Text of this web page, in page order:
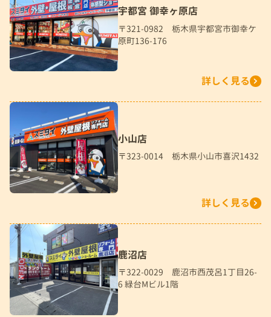
宇都宮 御幸ヶ原店
〒321-0982 栃木県宇都宮市御幸ケ
原町136-176
詳しく見る
小山店
〒323-0014 栃木県小山市喜沢1432
詳しく見る
鹿沼店
〒322-0029 鹿沼市西茂呂1丁目26-
6 緑台Mビル1階